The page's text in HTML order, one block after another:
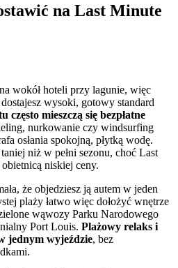
na Last Minute
wokół hoteli przy lagunie, więc
wysoki, gotowy standard
często mieszczą się bezpłatne
nurkowanie czy windsurfing
osłania spokojną, płytką wodę.
niż w pełni sezonu, choć Last
niskiej ceny.
że objedziesz ją autem w jeden
plaży łatwo więc dołożyć wnętrze
wąwozy Parku Narodowego
Port Louis. Plażowy relaks i
jednym wyjeździe, bez